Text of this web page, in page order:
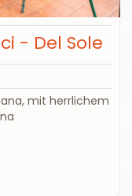
- Del Sole
mit herrlichem